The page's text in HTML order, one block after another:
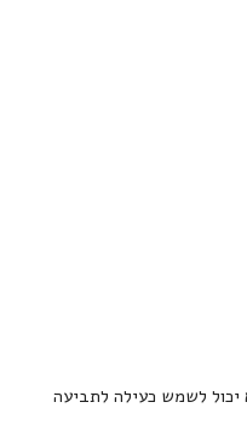
יכול לשמש כעילה לתביעה